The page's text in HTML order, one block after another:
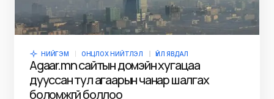
НИЙГЭМ ОНЦЛОХ НИЙТЛЭЛ ҮЙЛ ЯВДАЛ
Agaar.mn сайтын домэйн хугацаа
дууссан тул агаарын чанар шалгах
боломжгүй боллоо